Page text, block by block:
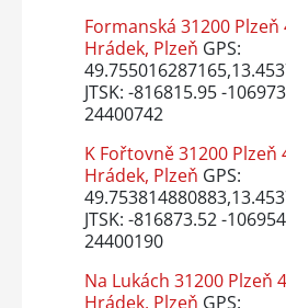
Formanská 31200 Plzeň
Hrádek, Plzeň GPS:
JTSK: -816815.95 -
24400742
K Fořtovně 31200 Plzeň
Hrádek, Plzeň GPS:
JTSK: -816873.52 -
24400190
Na Lukách 31200 Plzeň
Hrádek, Plzeň GPS: